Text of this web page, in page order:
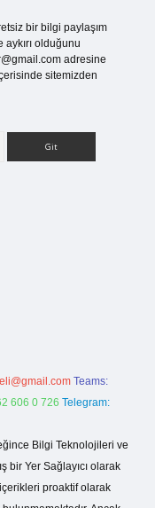
bir bilgi paylaşım
olduğunu
adresine
sitemizden
Teams:
606 0 726 Telegram:
Bilgi Teknolojileri ve
bir Yer Sağlayıcı olarak
proaktif olarak